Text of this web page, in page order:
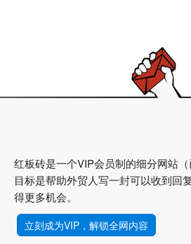
红板砖是一个VIP会员制的细分网站（
目标是帮助外贸人写一封可以收到回
得更多机会。
立刻成为VIP，解锁全网内容